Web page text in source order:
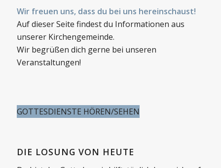
Wir freuen uns, dass du bei uns hereinschaust!
Auf dieser Seite findest du Informationen aus
unserer Kirchengemeinde.
Wir begrüßen dich gerne bei unseren
Veranstaltungen!
GOTTESDIENSTE HÖREN/SEHEN
DIE LOSUNG VON HEUTE